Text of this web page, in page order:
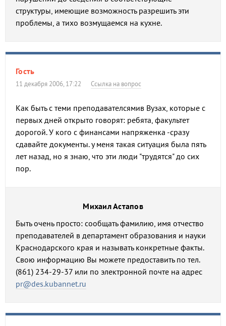
структуры, имеющие возможность разрешить эти
проблемы, а тихо возмущаемся на кухне.
Гость
11 декабря 2006, 17:22 Ссылка на вопрос
Как быть с теми преподавателсямив Вузах, которые с
первых дней открыто говорят: ребята, факультет
дорогой. У кого с финансами напряженка -сразу
сдавайте документы. у меня такая ситуация была пять
лет назад, но я знаю, что эти люди "трудятся" до сих
пор.
Михаил Астапов
Быть очень просто: сообщать фамилию, имя отчество
преподавателей в департамент образования и науки
Краснодарского края и называть конкретные факты.
Cвою информацию Вы можете предоставить по тел.
(861) 234-29-37 или по электронной почте на адрес
pr@des.kubannet.ru